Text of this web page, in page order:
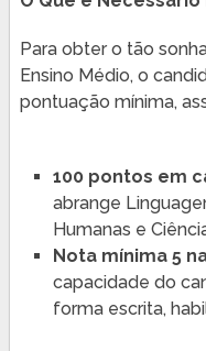
Para obter o tão
Ensino Médio, o
pontuação mínima,
100 pontos em
abrange
Humanas e
Nota mínima 5
capacidade do
forma escrita,